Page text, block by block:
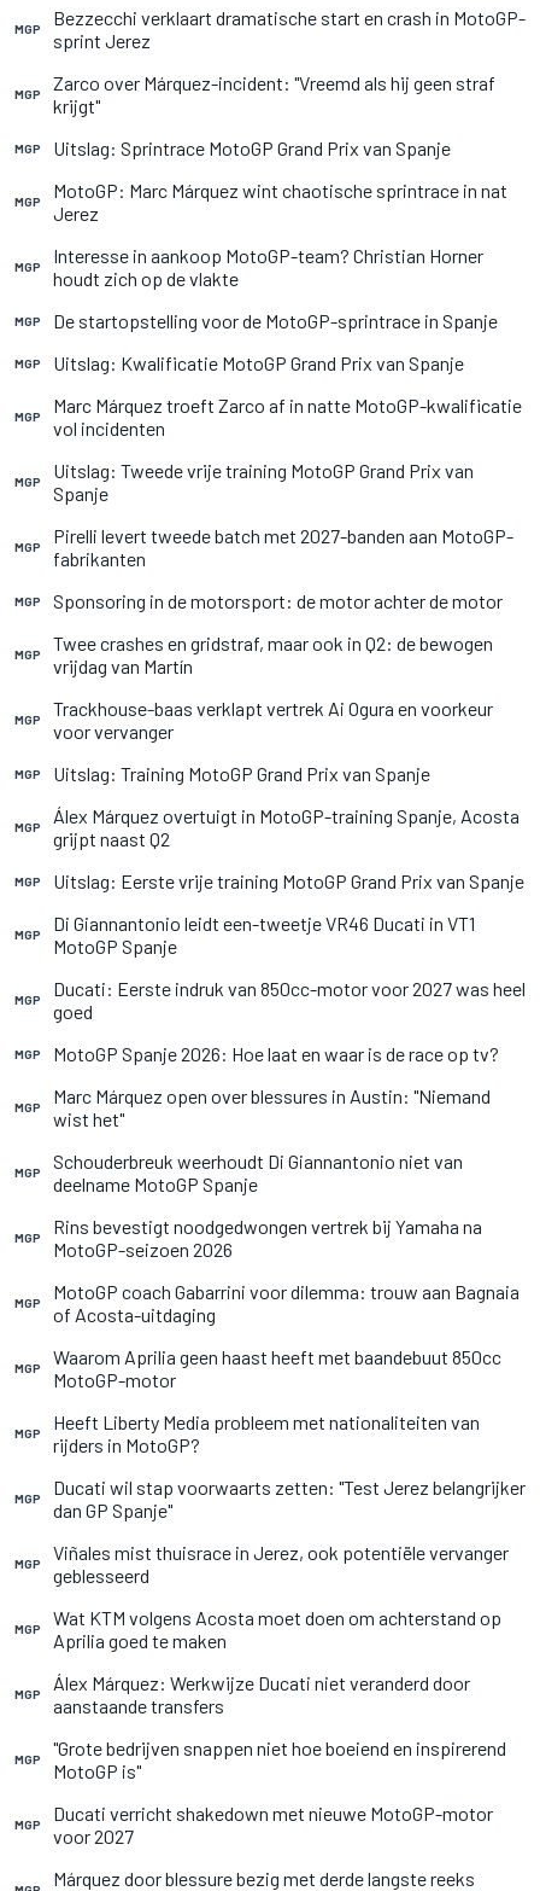
MGP
Bezzecchi verklaart dramatische start en crash in MotoGP-
sprint Jerez
MGP
Zarco over Márquez-incident: "Vreemd als hij geen straf
krijgt"
MGP Uitslag: Sprintrace MotoGP Grand Prix van Spanje
MGP
MotoGP: Marc Márquez wint chaotische sprintrace in nat
Jerez
MGP
Interesse in aankoop MotoGP-team? Christian Horner
houdt zich op de vlakte
MGP De startopstelling voor de MotoGP-sprintrace in Spanje
MGP Uitslag: Kwalificatie MotoGP Grand Prix van Spanje
MGP
Marc Márquez troeft Zarco af in natte MotoGP-kwalificatie
vol incidenten
MGP
Uitslag: Tweede vrije training MotoGP Grand Prix van
Spanje
MGP
Pirelli levert tweede batch met 2027-banden aan MotoGP-
fabrikanten
MGP Sponsoring in de motorsport: de motor achter de motor
MGP
Twee crashes en gridstraf, maar ook in Q2: de bewogen
vrijdag van Martín
MGP
Trackhouse-baas verklapt vertrek Ai Ogura en voorkeur
voor vervanger
MGP Uitslag: Training MotoGP Grand Prix van Spanje
MGP
Álex Márquez overtuigt in MotoGP-training Spanje, Acosta
grijpt naast Q2
MGP Uitslag: Eerste vrije training MotoGP Grand Prix van Spanje
MGP
Di Giannantonio leidt een-tweetje VR46 Ducati in VT1
MotoGP Spanje
MGP
Ducati: Eerste indruk van 850cc-motor voor 2027 was heel
goed
MGP MotoGP Spanje 2026: Hoe laat en waar is de race op tv?
MGP
Marc Márquez open over blessures in Austin: "Niemand
wist het"
MGP
Schouderbreuk weerhoudt Di Giannantonio niet van
deelname MotoGP Spanje
MGP
Rins bevestigt noodgedwongen vertrek bij Yamaha na
MotoGP-seizoen 2026
MGP
MotoGP coach Gabarrini voor dilemma: trouw aan Bagnaia
of Acosta-uitdaging
MGP
Waarom Aprilia geen haast heeft met baandebuut 850cc
MotoGP-motor
MGP
Heeft Liberty Media probleem met nationaliteiten van
rijders in MotoGP?
MGP
Ducati wil stap voorwaarts zetten: "Test Jerez belangrijker
dan GP Spanje"
MGP
Viñales mist thuisrace in Jerez, ook potentiële vervanger
geblesseerd
MGP
Wat KTM volgens Acosta moet doen om achterstand op
Aprilia goed te maken
MGP
Álex Márquez: Werkwijze Ducati niet veranderd door
aanstaande transfers
MGP
"Grote bedrijven snappen niet hoe boeiend en inspirerend
MotoGP is"
MGP
Ducati verricht shakedown met nieuwe MotoGP-motor
voor 2027
Márquez door blessure bezig met derde langste reeks